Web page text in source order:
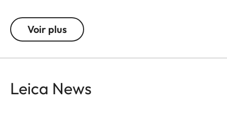
Voir plus
Leica News